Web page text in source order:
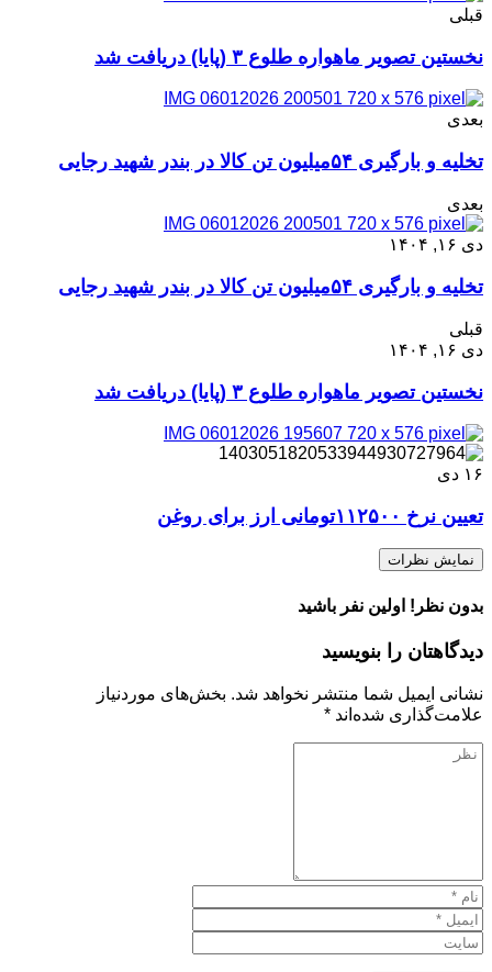
قبلی
نخستین تصویر ماهواره طلوع ۳ (پایا) دریافت شد
بعدی
تخلیه و بارگیری ۵۴میلیون تن کالا در بندر شهید رجایی
بعدی
دی ۱۶, ۱۴۰۴
تخلیه و بارگیری ۵۴میلیون تن کالا در بندر شهید رجایی
قبلی
دی ۱۶, ۱۴۰۴
نخستین تصویر ماهواره طلوع ۳ (پایا) دریافت شد
۱۶ دی
تعیین نرخ ۱۱۲۵۰۰تومانی ارز برای روغن
نمایش نظرات
بدون نظر! اولین نفر باشید
دیدگاهتان را بنویسید
نشانی ایمیل شما منتشر نخواهد شد. بخش‌های موردنیاز
علامت‌گذاری شده‌اند *